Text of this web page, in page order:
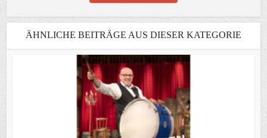
ÄHNLICHE BEITRÄGE AUS DIESER KATEGORIE